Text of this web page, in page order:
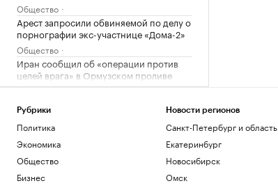
Общество
Арест запросили обвиняемой по делу о
порнографии экс-участнице «Дома-2»
Общество
Иран сообщил об «операции против
целей врага» в Ормузском проливе
Политика
Шнайдер обыграла Калинскую и вышла
в четвертый круг турнира в Торонто
Спорт
В горах Казахстана эвакуировали еще
одного туриста из России
Общество
Рубрики
Политика
Экономика
Общество
Бизнес
Новости регионов
Санкт-Петербург и область
Екатеринбург
Новосибирск
Омск